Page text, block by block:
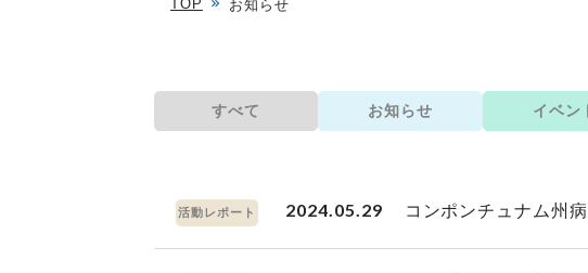
TOP お知らせ
すべて お知らせ イベン
活動レポート 2024.05.29 コンポンチュナム州